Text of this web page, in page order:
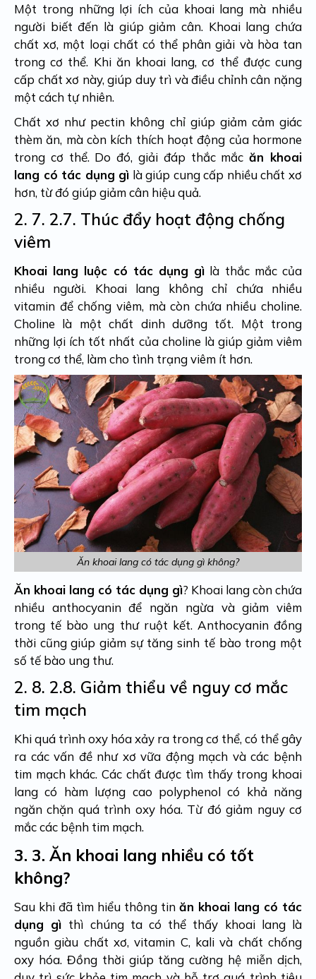
Một trong những lợi ích của khoai lang mà nhiều
người biết đến là giúp giảm cân. Khoai lang chứa
chất xơ, một loại chất có thể phân giải và hòa tan
trong cơ thể. Khi ăn khoai lang, cơ thể được cung
cấp chất xơ này, giúp duy trì và điều chỉnh cân nặng
một cách tự nhiên.
Chất xơ như pectin không chỉ giúp giảm cảm giác
thèm ăn, mà còn kích thích hoạt động của hormone
trong cơ thể. Do đó, giải đáp thắc mắcăn khoai
lang có tác dụng gì là giúp cung cấp nhiều chất xơ
hơn, từ đó giúp giảm cân hiệu quả.
2. 7. 2.7. Thúc đẩy hoạt động chống
viêm
Khoai lang luộc có tác dụng gì là thắc mắc của
nhiều người. Khoai lang không chỉ chứa nhiều
vitamin để chống viêm, mà còn chứa nhiều choline.
Choline là một chất dinh dưỡng tốt. Một trong
những lợi ích tốt nhất của choline là giúp giảm viêm
trong cơ thể, làm cho tình trạng viêm ít hơn.
Ăn khoai lang có tác dụng gì không?
Ăn khoai lang có tác dụng gì? Khoai lang còn chứa
nhiều anthocyanin để ngăn ngừa và giảm viêm
trong tế bào ung thư ruột kết. Anthocyanin đồng
thời cũng giúp giảm sự tăng sinh tế bào trong một
số tế bào ung thư.
2. 8. 2.8. Giảm thiểu về nguy cơ mắc
tim mạch
Khi quá trình oxy hóa xảy ra trong cơ thể, có thể gây
ra các vấn đề như xơ vữa động mạch và các bệnh
tim mạch khác. Các chất được tìm thấy trong khoai
lang có hàm lượng cao polyphenol có khả năng
ngăn chặn quá trình oxy hóa. Từ đó giảm nguy cơ
mắc các bệnh tim mạch.
3. 3. Ăn khoai lang nhiều có tốt
không?
Sau khi đã tìm hiểu thông tin ăn khoai lang có tác
dụng gì thì chúng ta có thể thấy khoai lang là
nguồn giàu chất xơ, vitamin C, kali và chất chống
oxy hóa. Đồng thời giúp tăng cường hệ miễn dịch,